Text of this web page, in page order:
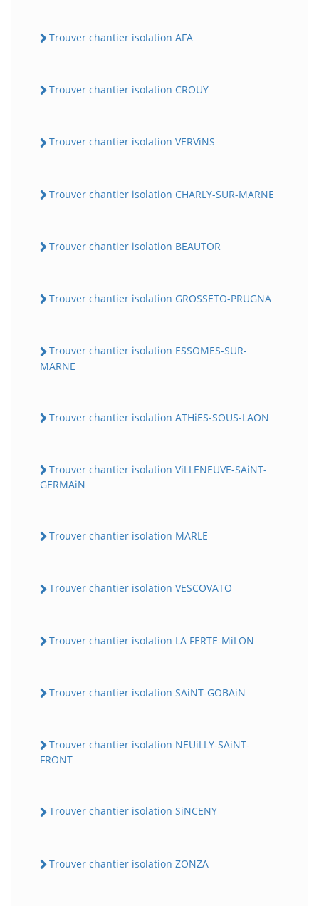
Trouver chantier isolation AFA
Trouver chantier isolation CROUY
Trouver chantier isolation VERViNS
Trouver chantier isolation CHARLY-SUR-MARNE
Trouver chantier isolation BEAUTOR
Trouver chantier isolation GROSSETO-PRUGNA
Trouver chantier isolation ESSOMES-SUR-
MARNE
Trouver chantier isolation ATHiES-SOUS-LAON
Trouver chantier isolation ViLLENEUVE-SAiNT-
GERMAiN
Trouver chantier isolation MARLE
Trouver chantier isolation VESCOVATO
Trouver chantier isolation LA FERTE-MiLON
Trouver chantier isolation SAiNT-GOBAiN
Trouver chantier isolation NEUiLLY-SAiNT-
FRONT
Trouver chantier isolation SiNCENY
Trouver chantier isolation ZONZA